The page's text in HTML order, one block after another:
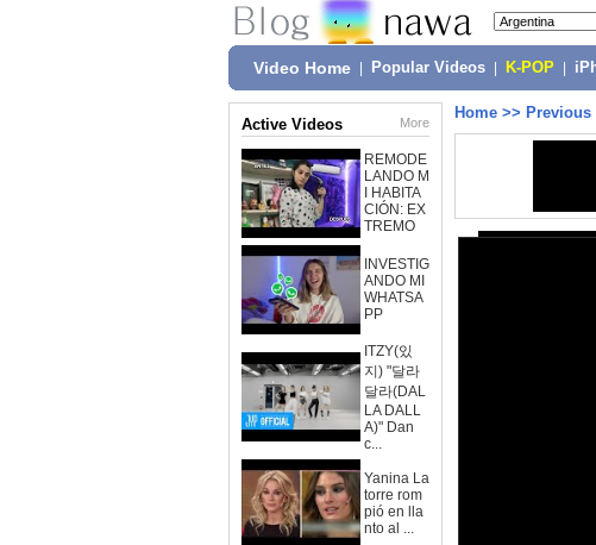
Video Home Popular Videos K-POP
Active Videos More
REMODE
LANDO M
I HABITA
CIÓN: EX
TREMO
INVESTIG
ANDO MI
WHATSA
PP
ITZY(있
지) "달라
달라(DAL
LA DALL
A)" Dan
c...
Yanina La
torre rom
pió en lla
nto al ...
Home >> Previous